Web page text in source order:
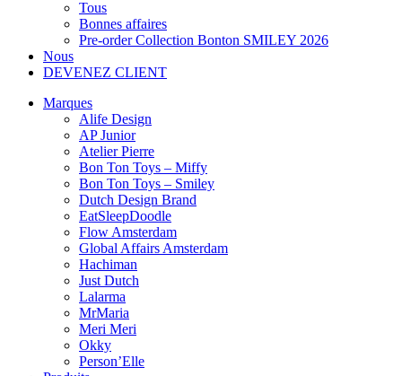
Tous
Bonnes affaires
Pre-order Collection Bonton SMILEY 2026
Nous
DEVENEZ CLIENT
Marques
Alife Design
AP Junior
Atelier Pierre
Bon Ton Toys – Miffy
Bon Ton Toys – Smiley
Dutch Design Brand
EatSleepDoodle
Flow Amsterdam
Global Affairs Amsterdam
Hachiman
Just Dutch
Lalarma
MrMaria
Meri Meri
Okky
Person’Elle